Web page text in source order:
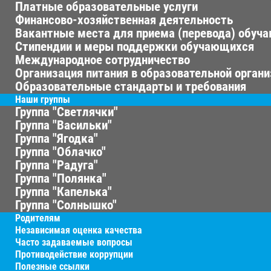
Платные образовательные услуги
Финансово-хозяйственная деятельность
Вакантные места для приема (перевода)
Стипендии и меры поддержки обучающихся
Международное сотрудничество
Организация питания в образовательной
Образовательные стандарты и требования
Наши группы
Группа "Светлячки"
Группа "Васильки"
Группа "Ягодка"
Группа "Облачко"
Группа "Радуга"
Группа "Полянка"
Группа "Капелька"
Группа "Солнышко"
Родителям
Независимая оценка качества
Часто задаваемые вопросы
Противодействие коррупции
Полезные ссылки